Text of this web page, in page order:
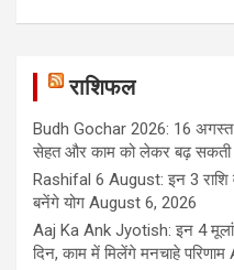
राशिफल
Budh Gochar 2026: 16 अगस्त
सेहत और काम को लेकर बढ़ सकती
Rashifal 6 August: इन 3 राशि
बनेंगे योग August 6, 2026
Aaj Ka Ank Jyotish: इन 4
दिन, काम में मिलेंगे मनचाहे परिणाम